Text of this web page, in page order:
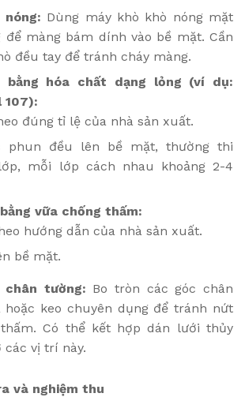
nóng: Dùng máy khò khò nóng mặt
để màng bám dính vào bề mặt. Cần
đều tay để tránh cháy màng.
bằng hóa chất dạng lỏng (ví dụ:
107):
đúng tỉ lệ của nhà sản xuất.
phun đều lên bề mặt, thường thi
mỗi lớp cách nhau khoảng 2-4
vữa chống thấm:
hướng dẫn của nhà sản xuất.
bề mặt.
tường: Bo tròn các góc chân
hoặc keo chuyên dụng để tránh nứt
Có thể kết hợp dán lưới thủy
các vị trí này.
và nghiệm thu